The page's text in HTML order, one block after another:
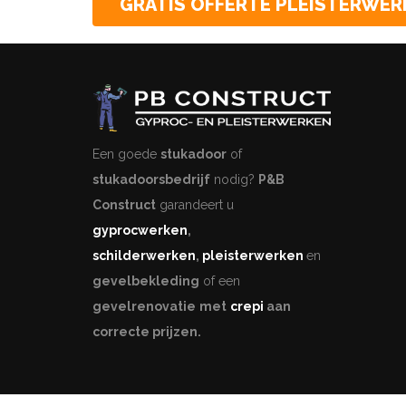
GRATIS OFFERTE
Een goede stukadoor of
stukadoorsbedrijf nodig? P&B
Construct garandeert u
gyprocwerken,
schilderwerken, pleisterwerken en
gevelbekleding of een
gevelrenovatie met crepi aan
correcte prijzen.